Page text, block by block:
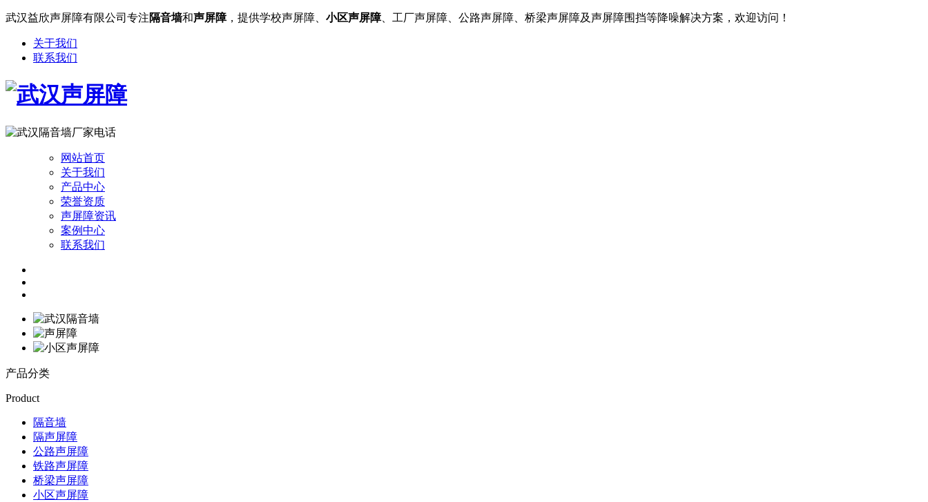
武汉益欣声屏障有限公司专注隔音墙和声屏障，提供学校声屏障、 小区声屏障、工厂声屏障、公路声屏障、桥梁声屏障及声屏障围挡等降噪解决方案，欢迎访问！
关于我们
联系我们
网站首页
关于我们
产品中心
荣誉资质
声屏障资讯
案例中心
联系我们
产品分类
Product
隔音墙
隔声屏障
公路声屏障
铁路声屏障
桥梁声屏障
小区声屏障